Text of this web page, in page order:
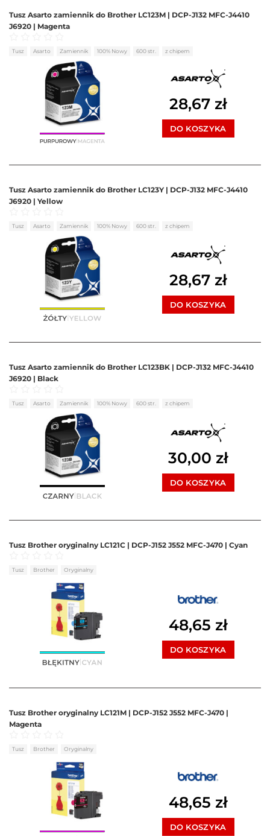
Tusz Asarto zamiennik do Brother LC123M | DCP-J132 MFC-J4410
J6920 | Magenta
Oceniono0na 5
Tusz Asarto Zamiennik 100% Nowy 600 str. z chipem
28,67 zł
DO KOSZYKA
Tusz Asarto zamiennik do Brother LC123Y | DCP-J132 MFC-J4410
J6920 | Yellow
Oceniono0na 5
Tusz Asarto Zamiennik 100% Nowy 600 str. z chipem
28,67 zł
DO KOSZYKA
Tusz Asarto zamiennik do Brother LC123BK | DCP-J132 MFC-J4410
J6920 | Black
Oceniono0na 5
Tusz Asarto Zamiennik 100% Nowy 600 str. z chipem
30,00 zł
DO KOSZYKA
Tusz Brother oryginalny LC121C | DCP-J152 J552 MFC-J470 | Cyan
Oceniono
Tusz Brother Oryginalny
48,65 zł
DO KOSZYKA
Tusz Brother oryginalny LC121M | DCP-J152 J552 MFC-J470 |
Magenta
Oceniono
Tusz Brother Oryginalny
48,65 zł
DO KOSZYKA